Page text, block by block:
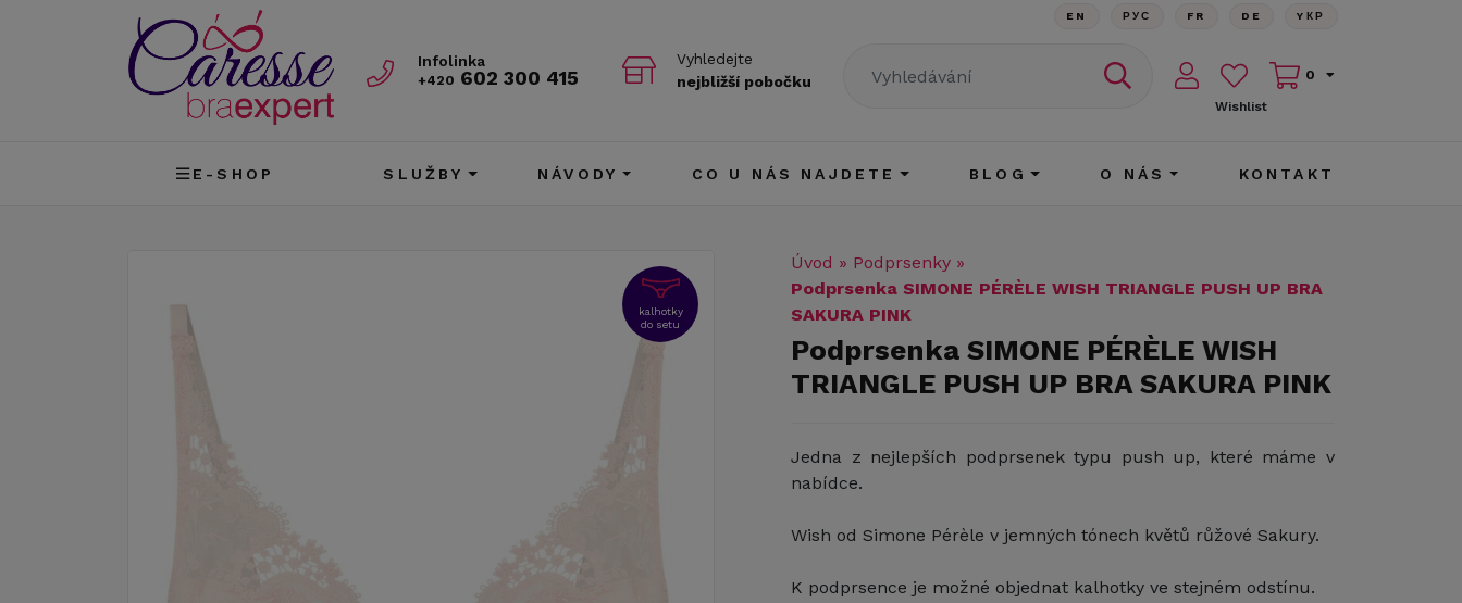
Infolinka
+420 602 300 415
Vyhledejte
nejbližší pobočku
EN РУС FR DE YКР
Wishlist
0
E-SHOP SLUŽBY NÁVODY CO U NÁS NAJDETE BLOG O NÁS KONTAKT
kalhotky
do setu
Úvod » Podprsenky »
Podprsenka SIMONE PÉRÈLE WISH TRIANGLE PUSH UP BRA
SAKURA PINK
Podprsenka SIMONE PÉRÈLE WISH
TRIANGLE PUSH UP BRA SAKURA PINK
Jedna z nejlepších podprsenek typu push up, které máme v
nabídce.
Wish od Simone Pérèle v jemných tónech květů růžové Sakury.
K podprsence je možné objednat kalhotky ve stejném odstínu.